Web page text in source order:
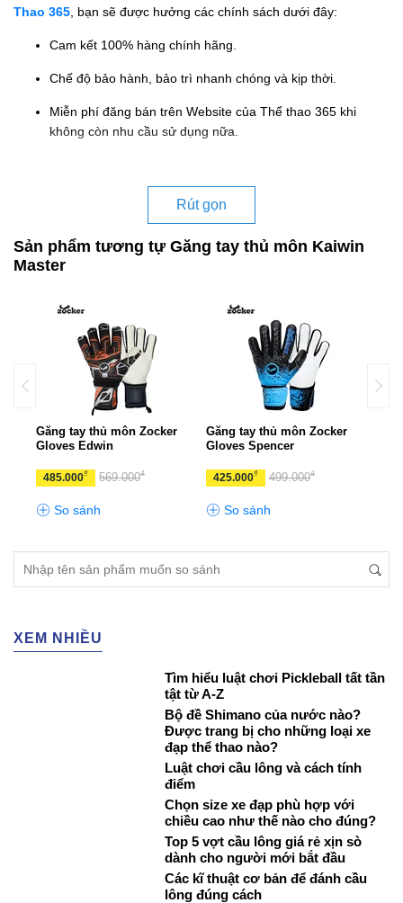
Thao 365 , bạn sẽ được hưởng các chính sách dưới đây:
Cam kết 100% hàng chính hãng.
Chế độ bảo hành, bảo trì nhanh chóng và kịp thời.
Miễn phí đăng bán trên Website của Thể thao 365 khi
không còn nhu cầu sử dụng nữa.
Rút gọn
Sản phẩm tương tự Găng tay thủ môn Kaiwin
Master
Găng tay thủ môn Zocker
Gloves Edwin
485.000₫ 569.000₫
So sánh
Găng tay thủ môn Zocker
Gloves Spencer
425.000₫ 499.000₫
So sánh
XEM NHIỀU
Tìm hiểu luật chơi Pickleball tất tần
tật từ A-Z
Bộ đề Shimano của nước nào?
Được trang bị cho những loại xe
đạp thể thao nào?
Luật chơi cầu lông và cách tính
điểm
Chọn size xe đạp phù hợp với
chiều cao như thế nào cho đúng?
Top 5 vợt cầu lông giá rẻ xịn sò
dành cho người mới bắt đầu
Các kĩ thuật cơ bản để đánh cầu
lông đúng cách